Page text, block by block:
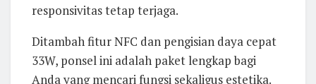
responsivitas tetap terjaga.
Ditambah fitur NFC dan pengisian daya cepat
33W, ponsel ini adalah paket lengkap bagi
Anda yang mencari fungsi sekaligus estetika.